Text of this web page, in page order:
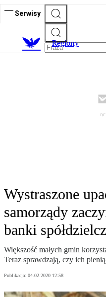
Serwisy
Regiony
Wystraszone
samorządy
banki
Większość małych gmin
Teraz sprawdzają, czy ich
Publikacja: 04.02.2020 12:58